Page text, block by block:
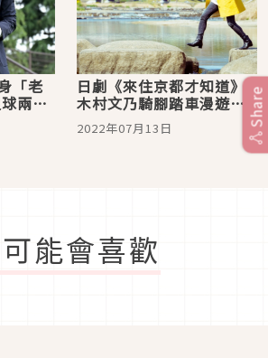
「老
兩個
檔四
日劇《來住京都才知道》
木村文乃騎腳踏車漫遊京
都好療癒！ KKTV 視窗
「類」旅行帶你吃喝購物
2022年07月13日
能會喜歡
Share